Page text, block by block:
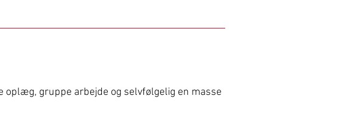
gruppe arbejde og selvfølgelig en masse